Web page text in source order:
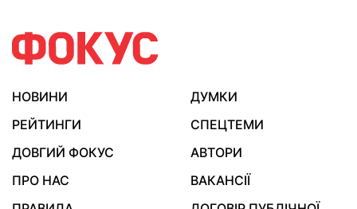
НОВИНИ
ДУМКИ
РЕЙТИНГИ
СПЕЦТЕМИ
ДОВГИЙ ФОКУС
АВТОРИ
ПРО НАС
ВАКАНСІЇ